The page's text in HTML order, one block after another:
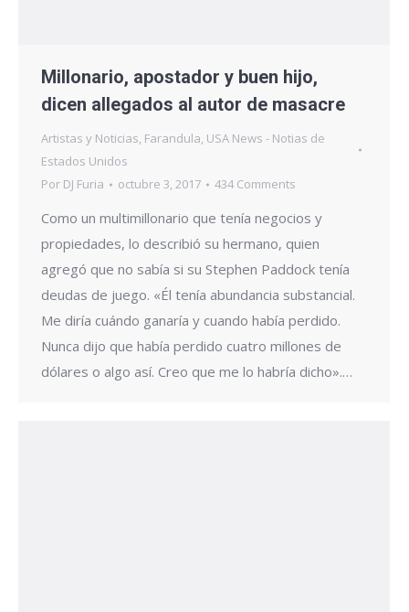
Millonario, apostador y buen hijo,
dicen allegados al autor de masacre
Artistas y Noticias, Farandula, USA News - Notias de
Estados Unidos
Por DJ Furia octubre 3, 2017 434 Comments
Como un multimillonario que tenía negocios y
propiedades, lo describió su hermano, quien
agregó que no sabía si su Stephen Paddock tenía
deudas de juego. «Él tenía abundancia substancial.
Me diría cuándo ganaría y cuando había perdido.
Nunca dijo que había perdido cuatro millones de
dólares o algo así. Creo que me lo habría dicho».…